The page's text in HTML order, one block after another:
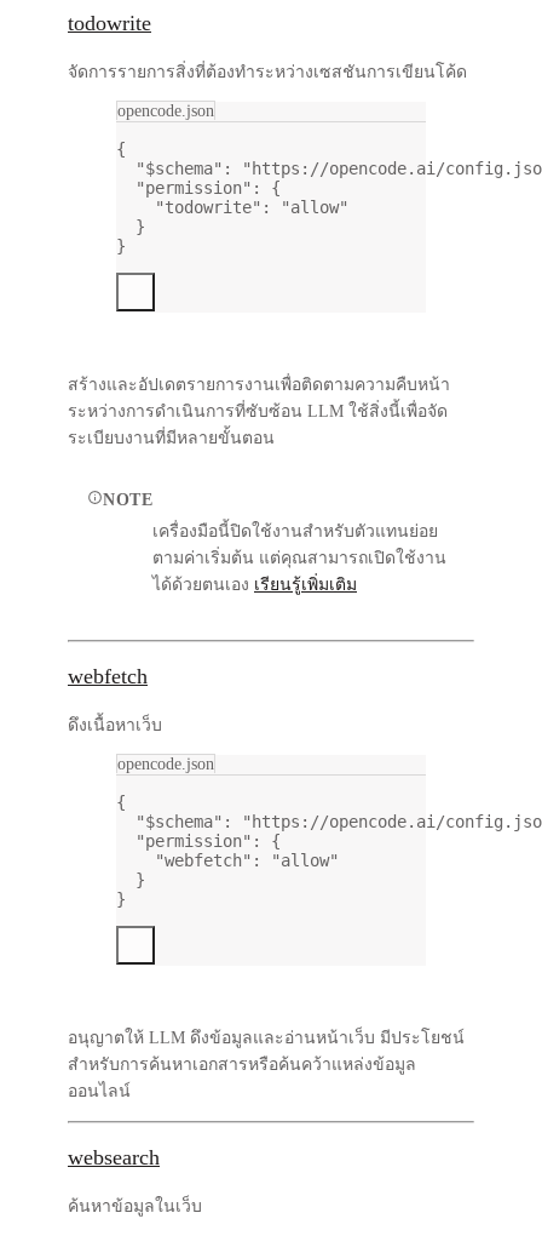
todowrite
จัดการรายการสิ่งที่ต้องทำระหว่างเซสชันการเขียนโค้ด
opencode.json
{
"$schema" :
"https://opencode.ai/
"permission" : {
"todowrite" :
"allow"
}
}
สร้างและอัปเดตรายการงานเพื่อติดตามความคืบหน้า
ระหว่างการดำเนินการที่ซับซ้อน LLM ใช้สิ่งนี้เพื่อจัด
ระเบียบงานที่มีหลายขั้นตอน
NOTE
เครื่องมือนี้ปิดใช้งานสำหรับตัวแทนย่อย
ตามค่าเริ่มต้น แต่คุณสามารถเปิดใช้งาน
ได้ด้วยตนเอง เรียนรู้เพิ่มเติม
webfetch
ดึงเนื้อหาเว็บ
opencode.json
{
"$schema" :
"https://opencode.ai/
"permission" : {
"webfetch" :
"allow"
}
}
อนุญาตให้ LLM ดึงข้อมูลและอ่านหน้าเว็บ มีประโยชน์
สำหรับการค้นหาเอกสารหรือค้นคว้าแหล่งข้อมูล
ออนไลน์
websearch
ค้นหาข้อมูลในเว็บ